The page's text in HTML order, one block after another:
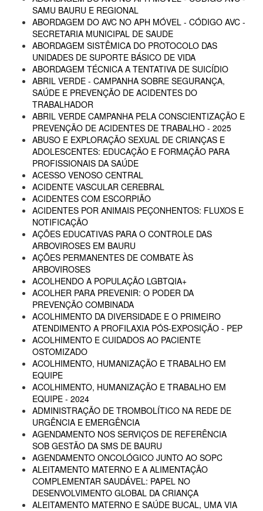
SAMU BAURU E REGIONAL
ABORDAGEM DO AVC NO APH MÓVEL - CÓDIGO AVC -
SECRETARIA MUNICIPAL DE SAUDE
ABORDAGEM SISTÊMICA DO PROTOCOLO DAS
UNIDADES DE SUPORTE BÁSICO DE VIDA
ABORDAGEM TÉCNICA A TENTATIVA DE SUICÍDIO
ABRIL VERDE - CAMPANHA SOBRE SEGURANÇA,
SAÚDE E PREVENÇÃO DE ACIDENTES DO
TRABALHADOR
ABRIL VERDE CAMPANHA PELA CONSCIENTIZAÇÃO E
PREVENÇÃO DE ACIDENTES DE TRABALHO - 2025
ABUSO E EXPLORAÇÃO SEXUAL DE CRIANÇAS E
ADOLESCENTES: EDUCAÇÃO E FORMAÇÃO PARA
PROFISSIONAIS DA SAÚDE
ACESSO VENOSO CENTRAL
ACIDENTE VASCULAR CEREBRAL
ACIDENTES COM ESCORPIÃO
ACIDENTES POR ANIMAIS PEÇONHENTOS: FLUXOS E
NOTIFICAÇÃO
AÇÕES EDUCATIVAS PARA O CONTROLE DAS
ARBOVIROSES EM BAURU
AÇÕES PERMANENTES DE COMBATE ÀS
ARBOVIROSES
ACOLHENDO A POPULAÇÃO LGBTQIA+
ACOLHER PARA PREVENIR: O PODER DA
PREVENÇÃO COMBINADA
ACOLHIMENTO DA DIVERSIDADE E O PRIMEIRO
ATENDIMENTO A PROFILAXIA PÓS-EXPOSIÇÃO - PEP
ACOLHIMENTO E CUIDADOS AO PACIENTE
OSTOMIZADO
ACOLHIMENTO, HUMANIZAÇÃO E TRABALHO EM
EQUIPE
ACOLHIMENTO, HUMANIZAÇÃO E TRABALHO EM
EQUIPE - 2024
ADMINISTRAÇÃO DE TROMBOLÍTICO NA REDE DE
URGÊNCIA E EMERGÊNCIA
AGENDAMENTO NOS SERVIÇOS DE REFERÊNCIA
SOB GESTÃO DA SMS DE BAURU
AGENDAMENTO ONCOLÓGICO JUNTO AO SOPC
ALEITAMENTO MATERNO E A ALIMENTAÇÃO
COMPLEMENTAR SAUDÁVEL: PAPEL NO
DESENVOLVIMENTO GLOBAL DA CRIANÇA
ALEITAMENTO MATERNO E SAÚDE BUCAL, UMA VIA